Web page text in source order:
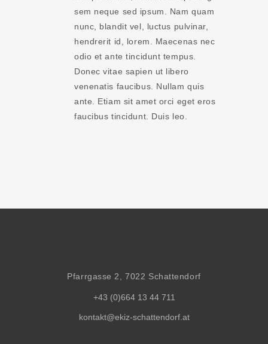
sem neque sed ipsum. Nam quam
nunc, blandit vel, luctus pulvinar,
hendrerit id, lorem. Maecenas nec
odio et ante tincidunt tempus.
Donec vitae sapien ut libero
venenatis faucibus. Nullam quis
ante. Etiam sit amet orci eget eros
faucibus tincidunt. Duis leo.
Pfarrgasse 2, 7022 Schattendorf
+43 (0)664 13 44 711
kontakt@ekiz-schattendorf.at